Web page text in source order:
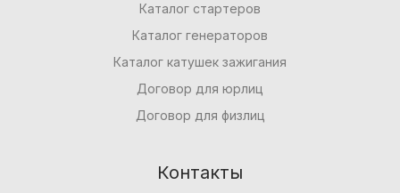
Каталог стартеров
Каталог генераторов
Каталог катушек зажигания
Договор для юрлиц
Договор для физлиц
Контакты